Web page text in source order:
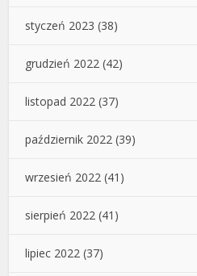
styczeń 2023 (38)
grudzień 2022 (42)
listopad 2022 (37)
październik 2022 (39)
wrzesień 2022 (41)
sierpień 2022 (41)
lipiec 2022 (37)